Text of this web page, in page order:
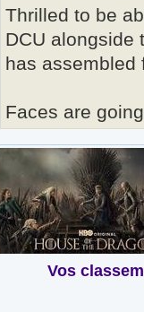
Thrilled to be
DCU alongside
has assembled
Faces are
Vos